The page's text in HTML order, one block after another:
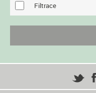
Filtrace